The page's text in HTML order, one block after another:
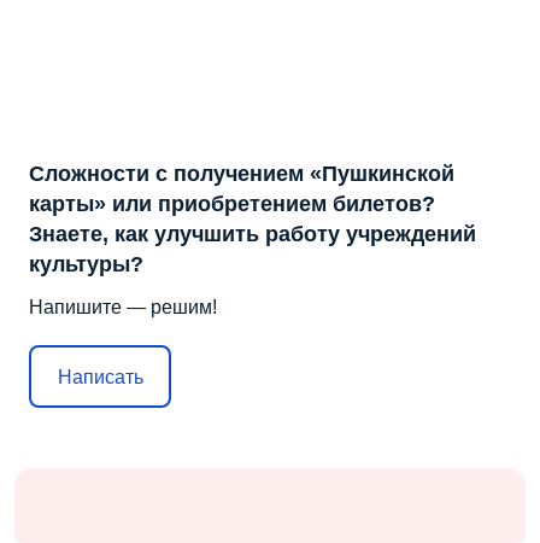
Сложности с получением «Пушкинской
карты» или приобретением билетов?
Знаете, как улучшить работу учреждений
культуры?
Напишите — решим!
Написать